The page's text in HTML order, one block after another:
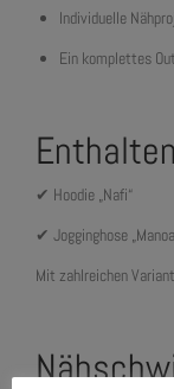
Individuelle
Ein komplettes
✔ Hoodie „Nafi“
✔ Jogginghose
Mit zahlreichen